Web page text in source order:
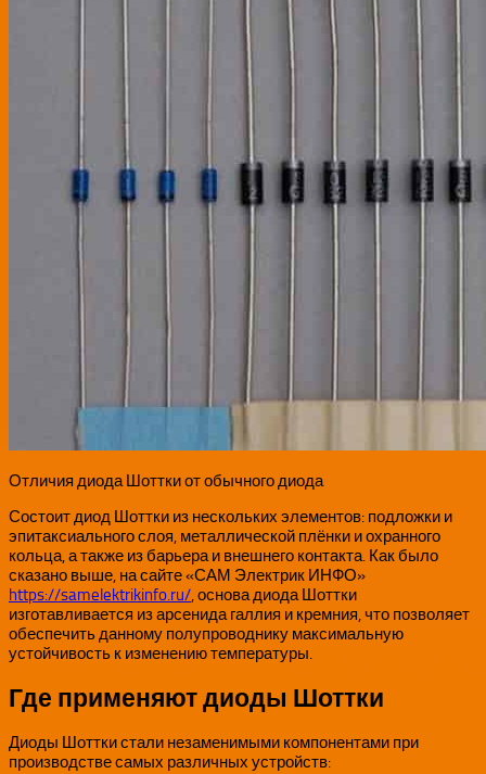
Отличия диода Шоттки от обычного диода
Состоит диод Шоттки из нескольких элементов: подложки и
эпитаксиального слоя, металлической плёнки и охранного
кольца, а также из барьера и внешнего контакта. Как было
сказано выше, на сайте «САМ Электрик ИНФО»
https://samelektrikinfo.ru/, основа диода Шоттки
изготавливается из арсенида галлия и кремния, что позволяет
обеспечить данному полупроводнику максимальную
устойчивость к изменению температуры.
Где применяют диоды Шоттки
Диоды Шоттки стали незаменимыми компонентами при
производстве самых различных устройств: